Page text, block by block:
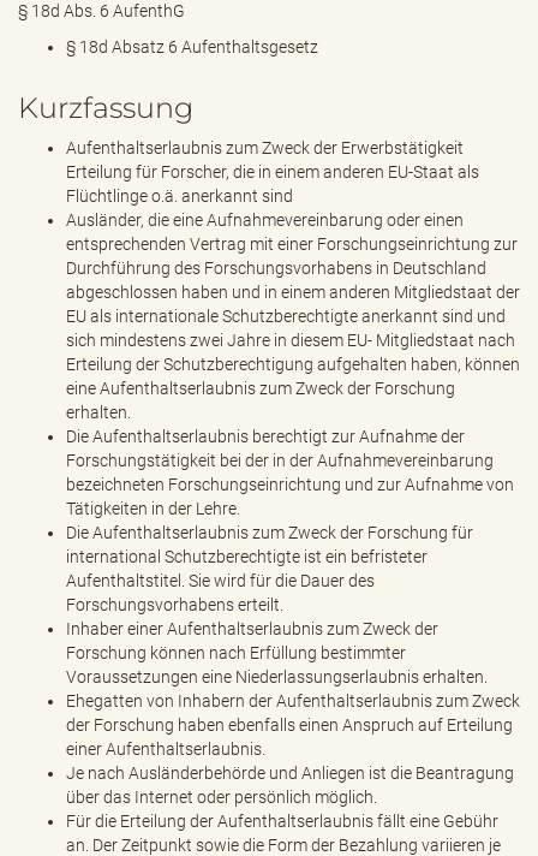
§ 18d Abs. 6 AufenthG
§ 18d Absatz 6 Aufenthaltsgesetz
Kurzfassung
Aufenthaltserlaubnis zum Zweck der Erwerbstätigkeit
Erteilung für Forscher, die in einem anderen EU-Staat als
Flüchtlinge o.ä. anerkannt sind
Ausländer, die eine Aufnahmevereinbarung oder einen
entsprechenden Vertrag mit einer Forschungseinrichtung zur
Durchführung des Forschungsvorhabens in Deutschland
abgeschlossen haben und in einem anderen Mitgliedstaat der
EU als internationale Schutzberechtigte anerkannt sind und
sich mindestens zwei Jahre in diesem EU- Mitgliedstaat nach
Erteilung der Schutzberechtigung aufgehalten haben, können
eine Aufenthaltserlaubnis zum Zweck der Forschung
erhalten.
Die Aufenthaltserlaubnis berechtigt zur Aufnahme der
Forschungstätigkeit bei der in der Aufnahmevereinbarung
bezeichneten Forschungseinrichtung und zur Aufnahme von
Tätigkeiten in der Lehre.
Die Aufenthaltserlaubnis zum Zweck der Forschung für
international Schutzberechtigte ist ein befristeter
Aufenthaltstitel. Sie wird für die Dauer des
Forschungsvorhabens erteilt.
Inhaber einer Aufenthaltserlaubnis zum Zweck der
Forschung können nach Erfüllung bestimmter
Voraussetzungen eine Niederlassungserlaubnis erhalten.
Ehegatten von Inhabern der Aufenthaltserlaubnis zum Zweck
der Forschung haben ebenfalls einen Anspruch auf Erteilung
einer Aufenthaltserlaubnis.
Je nach Ausländerbehörde und Anliegen ist die Beantragung
über das Internet oder persönlich möglich.
Für die Erteilung der Aufenthaltserlaubnis fällt eine Gebühr
an. Der Zeitpunkt sowie die Form der Bezahlung variieren je